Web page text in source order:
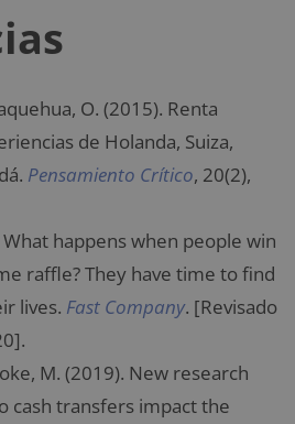
O. (2015). Renta
de Holanda, Suiza,
Pensamiento Crítico, 20(2),
What happens when people win
raffle? They have time to find
lives. Fast Company. [Revisado
M. (2019). New research
cash transfers impact the